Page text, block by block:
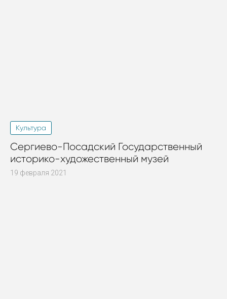
Культура
Сергиево-Посадский Государственный
историко-художественный музей
19 февраля 2021